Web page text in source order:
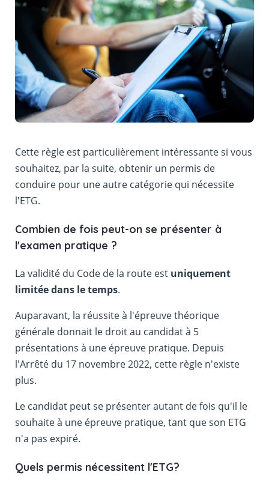
Cette règle est particulièrement intéressante si vous
souhaitez, par la suite, obtenir un permis de
conduire pour une autre catégorie qui nécessite
l'ETG.
Combien de fois peut-on se présenter à
l'examen pratique ?
La validité du Code de la route est uniquement
limitée dans le temps.
Auparavant, la réussite à l'épreuve théorique
générale donnait le droit au candidat à 5
présentations à une épreuve pratique. Depuis
l'Arrêté du 17 novembre 2022, cette règle n'existe
plus.
Le candidat peut se présenter autant de fois qu'il le
souhaite à une épreuve pratique, tant que son ETG
n'a pas expiré.
Quels permis nécessitent l'ETG?